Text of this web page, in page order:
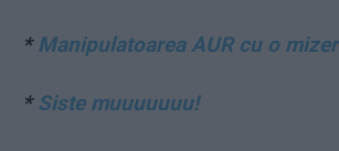
* Manipulatoarea AUR cu o
* Siste muuuuuuu!